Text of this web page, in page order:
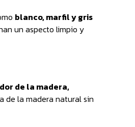
blanco, marfil y gris
un aspecto limpio y
de la madera,
de la madera natural sin